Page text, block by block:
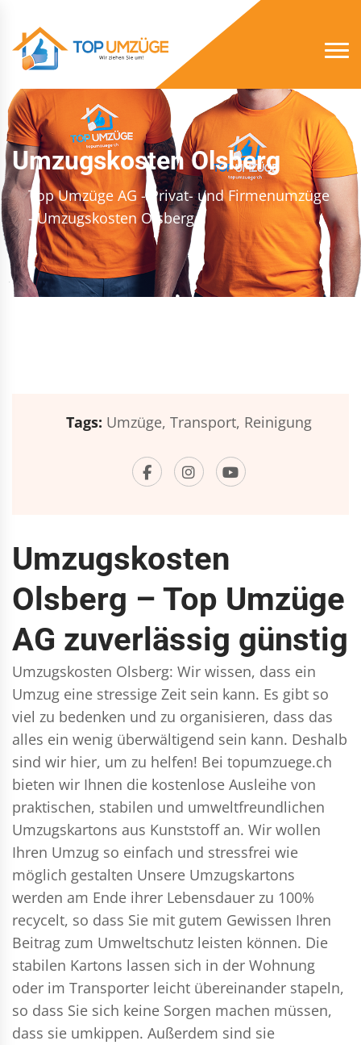
Umzugskosten Olsberg
Top Umzüge AG - Privat- und Firmenumzüge
- Umzugskosten Olsberg
Tags: Umzüge, Transport, Reinigung
Umzugskosten
Olsberg – Top Umzüge
AG zuverlässig günstig
Umzugskosten Olsberg: Wir wissen, dass ein
Umzug eine stressige Zeit sein kann. Es gibt so
viel zu bedenken und zu organisieren, dass das
alles ein wenig überwältigend sein kann. Deshalb
sind wir hier, um zu helfen! Bei topumzuege.ch
bieten wir Ihnen die kostenlose Ausleihe von
praktischen, stabilen und umweltfreundlichen
Umzugskartons aus Kunststoff an. Wir wollen
Ihren Umzug so einfach und stressfrei wie
möglich gestalten Unsere Umzugskartons
werden am Ende ihrer Lebensdauer zu 100%
recycelt, so dass Sie mit gutem Gewissen Ihren
Beitrag zum Umweltschutz leisten können. Die
stabilen Kartons lassen sich in der Wohnung
oder im Transporter leicht übereinander stapeln,
so dass Sie sich keine Sorgen machen müssen,
dass sie umkippen. Außerdem sind sie